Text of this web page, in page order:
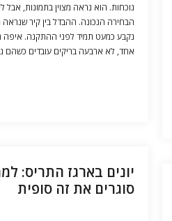
נוכחות. הוא נראה מצוין בתמונות, אבל
הבחירה הנכונה. ההבדל בין קיר
נקבע כמעט תמיד לפני ההתקנה. איפה
אחד, לא ארבעה בריקים עובדים כשהם
יונים בארגז התריס:
סוגרים את זה סופית